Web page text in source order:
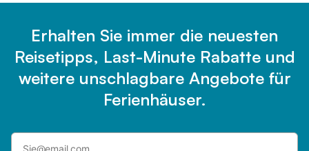
Erhalten Sie immer die neuesten
Reisetipps, Last-Minute Rabatte und
weitere unschlagbare Angebote für
Ferienhäuser.